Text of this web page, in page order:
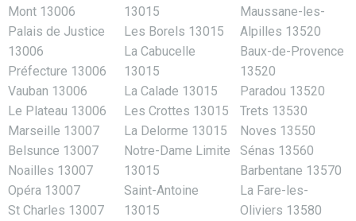
Mont 13006
Palais de Justice
13006
Préfecture 13006
Vauban 13006
Le Plateau 13006
Marseille 13007
Belsunce 13007
Noailles 13007
Opéra 13007
St Charles 13007
13015
Les Borels 13015
La Cabucelle
13015
La Calade 13015
Les Crottes 13015
La Delorme 13015
Notre-Dame Limite
13015
Saint-Antoine
13015
Maussane-les-
Alpilles 13520
Baux-de-Provence
13520
Paradou 13520
Trets 13530
Noves 13550
Sénas 13560
Barbentane 13570
La Fare-les-
Oliviers 13580